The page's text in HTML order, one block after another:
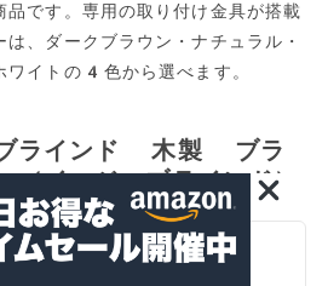
品です。専用の取り付け金具が搭載
、ダークブラウン・ナチュラル・
ワイトの4色から選べます。
ラインド 木製 ブラ
イージーブラインド）